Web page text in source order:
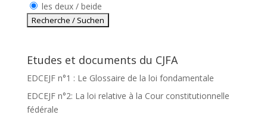
les deux / beide
Etudes et documents du CJFA
EDCEJF n°1 : Le Glossaire de la loi fondamentale
EDCEJF n°2: La loi relative à la Cour constitutionnelle
fédérale